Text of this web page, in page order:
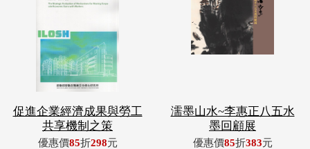
促進企業經濟成果與勞工
共享機制之策
優惠價85折298元
濡墨山水~李惠正八五水
墨回顧展
優惠價85折383元